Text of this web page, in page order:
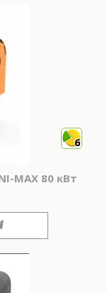
6
MAX 80 кВт